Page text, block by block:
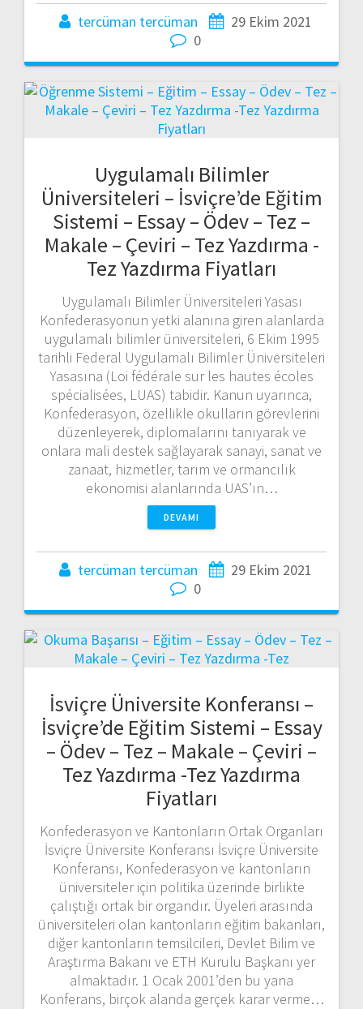
tercüman tercüman
29 Ekim 2021
0
Uygulamalı Bilimler
Üniversiteleri – İsviçre’de Eğitim
Sistemi – Essay – Ödev – Tez –
Makale – Çeviri – Tez Yazdırma -
Tez Yazdırma Fiyatları
Uygulamalı Bilimler Üniversiteleri Yasası
Konfederasyonun yetki alanına giren alanlarda
uygulamalı bilimler üniversiteleri, 6 Ekim 1995
tarihli Federal Uygulamalı Bilimler Üniversiteleri
Yasasına (Loi fédérale sur les hautes écoles
spécialisées, LUAS) tabidir. Kanun uyarınca,
Konfederasyon, özellikle okulların görevlerini
düzenleyerek, diplomalarını tanıyarak ve
onlara mali destek sağlayarak sanayi, sanat ve
zanaat, hizmetler, tarım ve ormancılık
ekonomisi alanlarında UAS’ın…
DEVAMI
tercüman tercüman
29 Ekim 2021
0
İsviçre Üniversite Konferansı –
İsviçre’de Eğitim Sistemi – Essay
– Ödev – Tez – Makale – Çeviri –
Tez Yazdırma -Tez Yazdırma
Fiyatları
Konfederasyon ve Kantonların Ortak Organları
İsviçre Üniversite Konferansı İsviçre Üniversite
Konferansı, Konfederasyon ve kantonların
üniversiteler için politika üzerinde birlikte
çalıştığı ortak bir organdır. Üyeleri arasında
üniversiteleri olan kantonların eğitim bakanları,
diğer kantonların temsilcileri, Devlet Bilim ve
Araştırma Bakanı ve ETH Kurulu Başkanı yer
almaktadır. 1 Ocak 2001’den bu yana
Konferans, birçok alanda gerçek karar verme…